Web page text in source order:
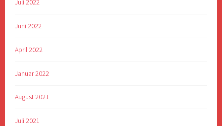
Juli 2022
Juni 2022
April 2022
Januar 2022
August 2021
Juli 2021